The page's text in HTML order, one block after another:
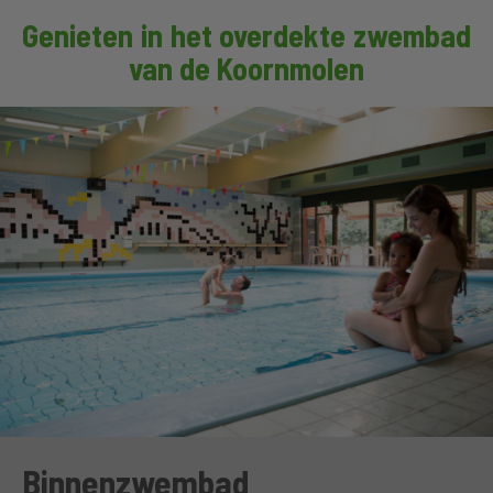
Genieten in het overdekte zwembad
van de Koornmolen
Binnenzwembad